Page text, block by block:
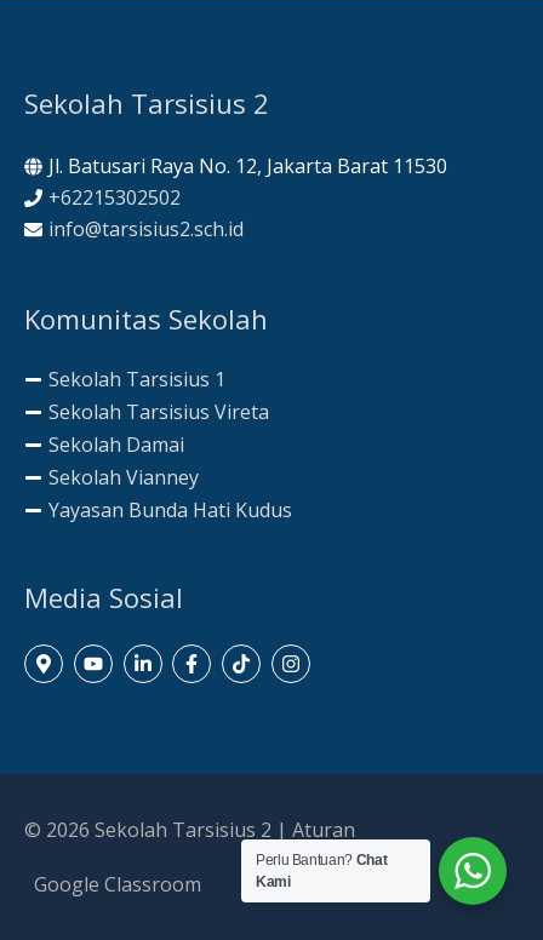
Sekolah Tarsisius 2
Jl. Batusari Raya No. 12, Jakarta Barat 11530
+62215302502
info@tarsisius2.sch.id
Komunitas Sekolah
Sekolah Tarsisius 1
Sekolah Tarsisius Vireta
Sekolah Damai
Sekolah Vianney
Yayasan Bunda Hati Kudus
Media Sosial
© 2026 Sekolah Tarsisius 2 | Aturan
Google Classroom
Perlu Bantuan? Chat
Kami